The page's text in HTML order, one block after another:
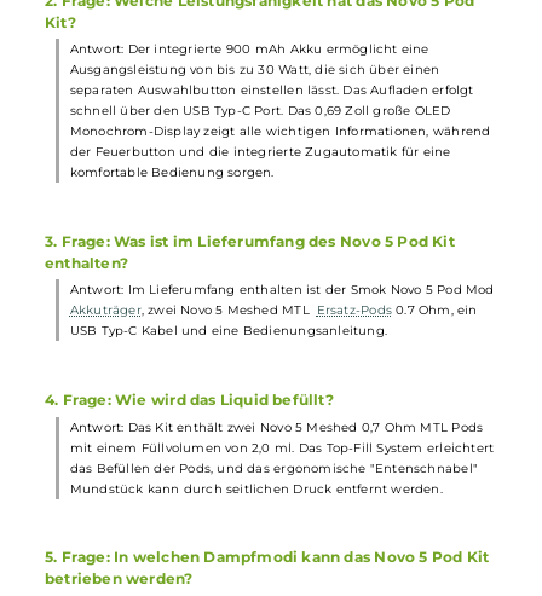
Füllvolumen: 2.0 ml
Häufig gestellte Fragen
1. Frage: Welche besonderen Merkmale hat das Smok
Novo 5 Pod Kit?
Antwort: Das Novo 5 Pod Kit besticht durch sein modernes und
ergonomisches Design in 14 unterschiedlichen Farbvarianten,
und ohne seitliche Soft-Leder Applikationen. Die angenehme
Anpassung des Luftstroms von strengem MTL bis hin zu RDL.
2. Frage: Welche Leistungsfähigkeit hat das Novo 5 Pod
Ausgangsleistung von bis zu 30 Watt, die sich über einen
separaten Auswahlbutton einstellen lässt. Das Aufladen erfolgt